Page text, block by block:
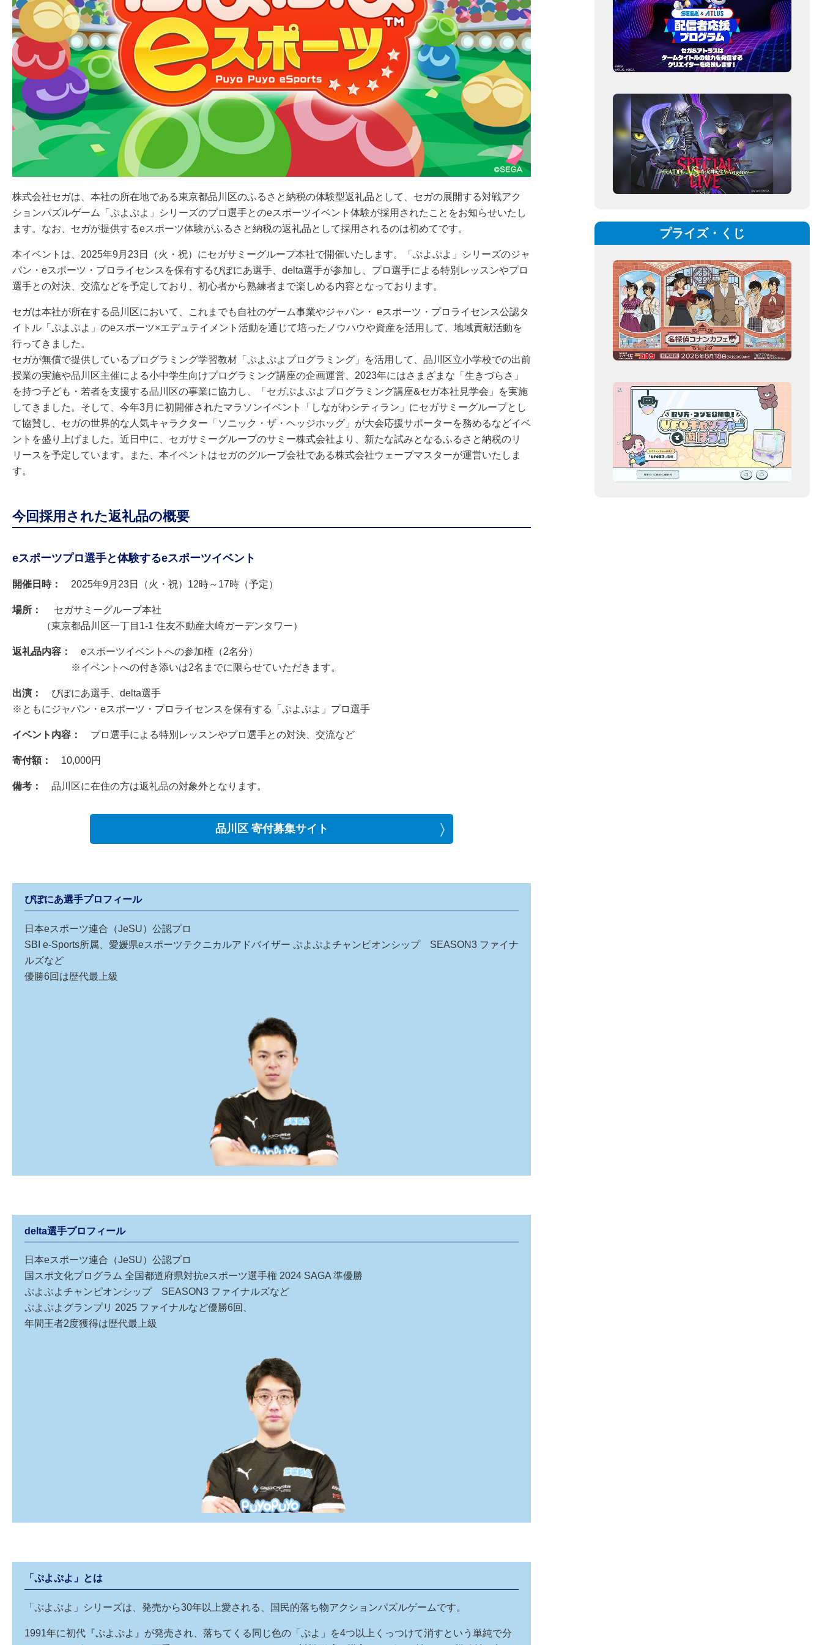
株式会社セガは、本社の所在地である東京都品川区のふるさと納税の体験型返礼品として、セガの展開する対戦アク
ションパズルゲーム「ぷよぷよ」シリーズのプロ選手とのeスポーツイベント体験が採用されたことをお知らせいたし
ます。なお、セガが提供するeスポーツ体験がふるさと納税の返礼品として採用されるのは初めてです。
本イベントは、2025年9月23日（火・祝）にセガサミーグループ本社で開催いたします。「ぷよぷよ」シリーズのジャ
パン・eスポーツ・プロライセンスを保有するぴぽにあ選手、delta選手が参加し、プロ選手による特別レッスンやプロ
選手との対決、交流などを予定しており、初心者から熟練者まで楽しめる内容となっております。
セガは本社が所在する品川区において、これまでも自社のゲーム事業やジャパン・ eスポーツ・プロライセンス公認タ
イトル「ぷよぷよ」のeスポーツ×エデュテイメント活動を通じて培ったノウハウや資産を活用して、地域貢献活動を
行ってきました。
セガが無償で提供しているプログラミング学習教材「ぷよぷよプログラミング」を活用して、品川区立小学校での出前
授業の実施や品川区主催による小中学生向けプログラミング講座の企画運営、2023年にはさまざまな「生きづらさ」
を持つ子ども・若者を支援する品川区の事業に協力し、「セガぷよぷよプログラミング講座&セガ本社見学会」を実施
してきました。そして、今年3月に初開催されたマラソンイベント「しながわシティラン」にセガサミーグループとし
て協賛し、セガの世界的な人気キャラクター「ソニック・ザ・ヘッジホッグ」が大会応援サポーターを務めるなどイベ
ントを盛り上げました。近日中に、セガサミーグループのサミー株式会社より、新たな試みとなるふるさと納税のリ
リースを予定しています。また、本イベントはセガのグループ会社である株式会社ウェーブマスターが運営いたしま
す。
今回採用された返礼品の概要
eスポーツプロ選手と体験するeスポーツイベント
開催日時： 2025年9月23日（火・祝）12時～17時（予定）
場所：
セガサミーグループ本社
（東京都品川区一丁目1-1 住友不動産大崎ガーデンタワー）
返礼品内容：
eスポーツイベントへの参加権（2名分）
※イベントへの付き添いは2名までに限らせていただきます。
出演：
ぴぽにあ選手、delta選手
※ともにジャパン・eスポーツ・プロライセンスを保有する「ぷよぷよ」プロ選手
イベント内容： プロ選手による特別レッスンやプロ選手との対決、交流など
寄付額： 10,000円
備考： 品川区に在住の方は返礼品の対象外となります。
品川区 寄付募集サイト
ぴぽにあ選手プロフィール
日本eスポーツ連合（JeSU）公認プロ
SBI e-Sports所属、愛媛県eスポーツテクニカルアドバイザー ぷよぷよチャンピオンシップ SEASON3 ファイナ
ルズなど
優勝6回は歴代最上級
delta選手プロフィール
日本eスポーツ連合（JeSU）公認プロ
国スポ文化プログラム 全国都道府県対抗eスポーツ選手権 2024 SAGA 準優勝
ぷよぷよチャンピオンシップ SEASON3 ファイナルズなど
ぷよぷよグランプリ 2025 ファイナルなど優勝6回、
年間王者2度獲得は歴代最上級
「ぷよぷよ」とは
「ぷよぷよ」シリーズは、発売から30年以上愛される、国民的落ち物アクションパズルゲームです。
1991年に初代『ぷよぷよ』が発売され、落ちてくる同じ色の「ぷよ」を4つ以上くっつけて消すという単純で分
プライズ・くじ